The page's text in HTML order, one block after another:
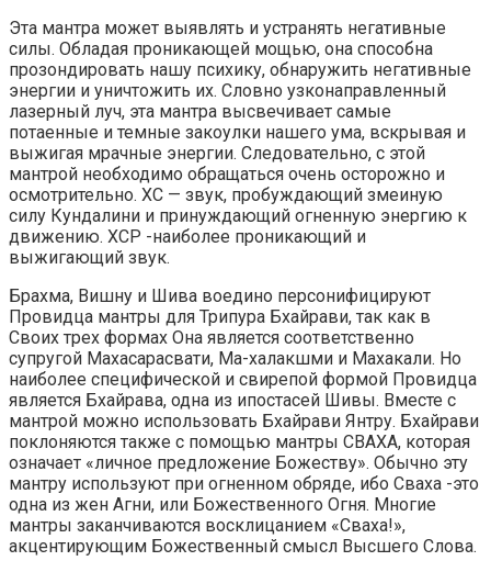
Эта мантра может выявлять и устранять негативные
силы. Обладая проникающей мощью, она способна
прозондировать нашу психику, обнаружить негативные
энергии и уничтожить их. Словно узконаправленный
лазерный луч, эта мантра высвечивает самые
потаенные и темные закоулки нашего ума, вскрывая и
выжигая мрачные энергии. Следовательно, с этой
мантрой необходимо обращаться очень осторожно и
осмотрительно. ХС — звук, пробуждающий змеиную
силу Кундалини и принуждающий огненную энергию к
движению. ХСР -наиболее проникающий и
выжигающий звук.
Брахма, Вишну и Шива воедино персонифицируют
Провидца мантры для Трипура Бхайрави, так как в
Своих трех формах Она является соответственно
супругой Махасарасвати, Ма-халакшми и Махакали. Но
наиболее специфической и свирепой формой Провидца
является Бхайрава, одна из ипостасей Шивы. Вместе с
мантрой можно использовать Бхайрави Янтру. Бхайрави
поклоняются также с помощью мантры СВАХА, которая
означает «личное предложение Божеству». Обычно эту
мантру используют при огненном обряде, ибо Сваха -это
одна из жен Агни, или Божественного Огня. Многие
мантры заканчиваются восклицанием «Сваха!»,
акцентирующим Божественный смысл Высшего Слова.